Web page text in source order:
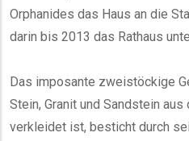
Orphanides das Haus an die
darin bis 2013 das Rathaus
Das imposante zweistöckige
Stein, Granit und Sandstein
verkleidet ist, besticht durch